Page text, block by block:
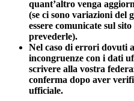
quant’altro venga
(se ci sono variazioni del
essere comunicate sul
prevederle).
Nel caso di errori dovuti
incongruenze con i dati
scrivere alla vostra
conferma dopo aver
ufficiale.